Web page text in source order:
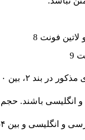
تا ۸۰۰۰کلمه باشد.
حجم هر دو چکیده کمتر از
و بین ۴-۶ کلمه نوشته شود.